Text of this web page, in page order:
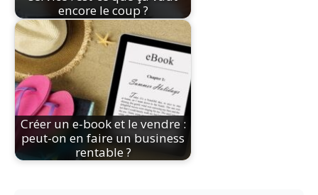
encore le coup ?
Créer un e-book et le vendre :
peut-on en faire un business
rentable ?